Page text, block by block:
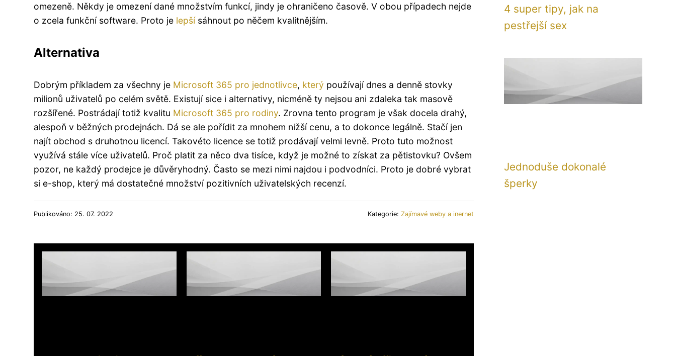
omezeně. Někdy je omezení dané množstvím funkcí, jindy je ohraničeno časově. V obou případech nejde
o zcela funkční software. Proto je lepšísáhnout po něčem kvalitnějším.
Alternativa
Dobrým příkladem za všechny je Microsoft 365 pro jednotlivce, který používají dnes a denně stovky
milionů uživatelů po celém světě. Existují sice i alternativy, nicméně ty nejsou ani zdaleka tak masově
rozšířené. Postrádají totiž kvalitu Microsoft 365 pro rodiny. Zrovna tento program je však docela drahý,
alespoň v běžných prodejnách. Dá se ale pořídit za mnohem nižší cenu, a to dokonce legálně. Stačí jen
najít obchod s druhotnou licencí. Takovéto licence se totiž prodávají velmi levně. Proto tuto možnost
využívá stále více uživatelů. Proč platit za něco dva tisíce, když je možné to získat za pětistovku? Ovšem
pozor, ne každý prodejce je důvěryhodný. Často se mezi nimi najdou i podvodníci. Proto je dobré vybrat
si e-shop, který má dostatečné množství pozitivních uživatelských recenzí.
Publikováno: 25. 07. 2022 Kategorie: Zajímavé weby a inernet
4 super tipy, jak na
pestřejší sex
Jednoduše dokonalé
šperky